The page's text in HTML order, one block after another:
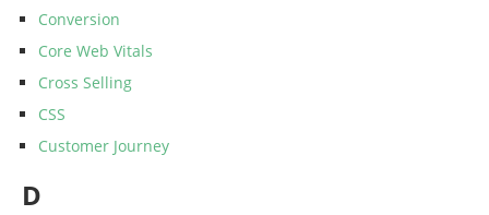
Conversion
Core Web Vitals
Cross Selling
CSS
Customer Journey
D